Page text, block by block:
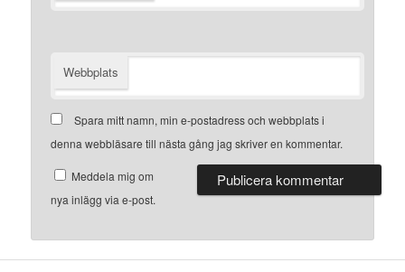
Webbplats
Spara mitt namn, min e-postadress och webbplats i
denna webbläsare till nästa gång jag skriver en kommentar.
Meddela mig om
nya inlägg via e-post.